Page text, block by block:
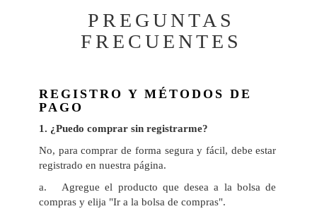
PREGUNTAS
FRECUENTES
REGISTRO Y MÉTODOS DE
PAGO
1. ¿Puedo comprar sin registrarme?
No, para comprar de forma segura y fácil, debe estar
registrado en nuestra página.
a. Agregue el producto que desea a la bolsa de
compras y elija "Ir a la bolsa de compras".